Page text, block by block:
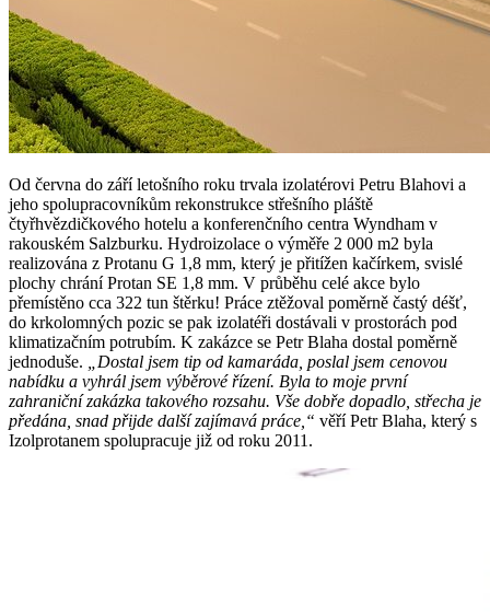
Od června do září letošního roku trvala izolatérovi Petru Blahovi a
jeho spolupracovníkům rekonstrukce střešního pláště
čtyřhvězdičkového hotelu a konferenčního centra Wyndham v
rakouském Salzburku. Hydroizolace o výměře 2 000 m2 byla
realizována z Protanu G 1,8 mm, který je přitížen kačírkem, svislé
plochy chrání Protan SE 1,8 mm. V průběhu celé akce bylo
přemístěno cca 322 tun štěrku! Práce ztěžoval poměrně častý déšť,
do krkolomných pozic se pak izolatéři dostávali v prostorách pod
klimatizačním potrubím. K zakázce se Petr Blaha dostal poměrně
jednoduše.
„Dostal jsem tip od kamaráda, poslal jsem cenovou
nabídku a vyhrál jsem výběrové řízení. Byla to moje první
zahraniční zakázka takového rozsahu. Vše dobře dopadlo, střecha je
předána, snad přijde další zajímavá práce,“ věří Petr Blaha, který s
Izolprotanem spolupracuje již od roku 2011.